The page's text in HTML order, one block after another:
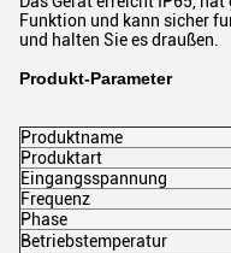
Funktion und kann sicher
und halten Sie es draußen.
Produkt-Parameter
Produktname
Produktart
Eingangsspannung
Frequenz
Phase
Betriebstemperatur